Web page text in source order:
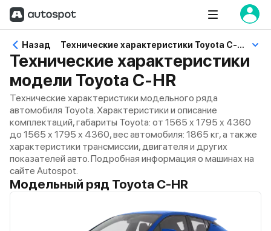
Назад Технические характеристики Toyota C-HR
Технические характеристики
модели Toyota C-HR
Технические характеристики модельного ряда
автомобиля Toyota. Характеристики и описание
комплектаций, габариты Toyota: от 1565 x 1795 x 4360
до 1565 x 1795 x 4360, вес автомобиля: 1865 кг, а также
характеристики трансмиссии, двигателя и других
показателей авто. Подробная информация о машинах на
сайте Autospot.
Модельный ряд Toyota C-HR